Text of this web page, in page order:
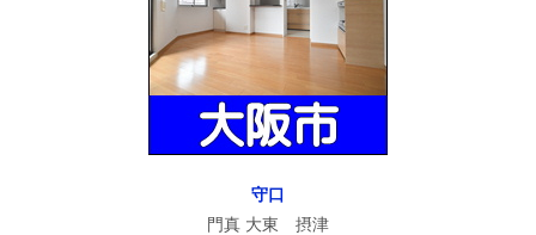
守口
門真 大東 摂津